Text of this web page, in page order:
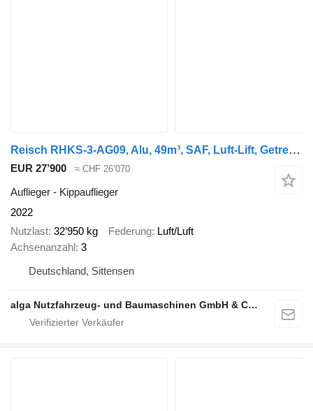
Reisch RHKS-3-AG09, Alu, 49m³, SAF, Luft-Lift, Getreide
EUR 27’900 ≈ CHF 26’070
Auflieger - Kippauflieger
2022
Nutzlast 32’950 kg Federung Luft/Luft
Achsenanzahl 3
Deutschland, Sittensen
alga Nutzfahrzeug- und Baumaschinen GmbH & Co. KG